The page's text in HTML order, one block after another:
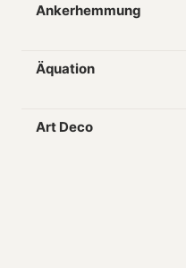
Ankerhemmung
Äquation
Art Deco